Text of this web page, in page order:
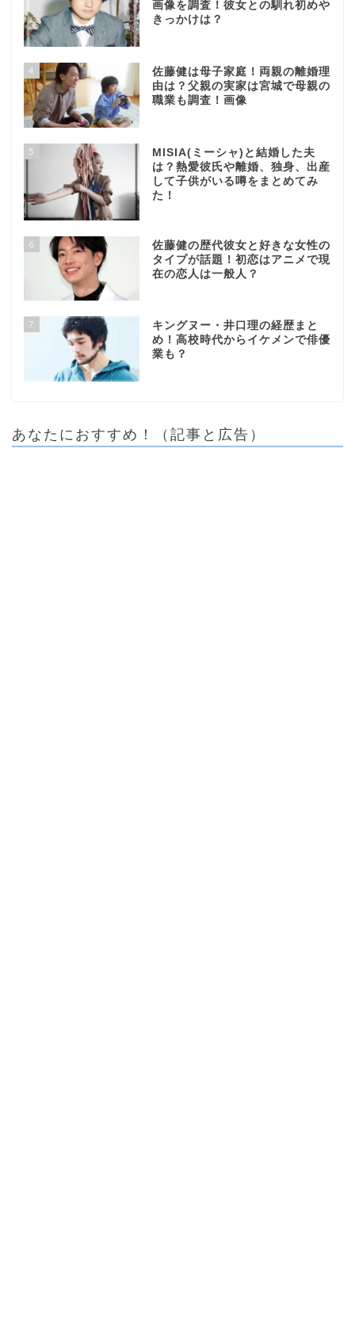
画像を調査！彼女との馴れ初めや
きっかけは？
4
佐藤健は母子家庭！両親の離婚理
由は？父親の実家は宮城で母親の
職業も調査！画像
5
MISIA(ミーシャ)と結婚した夫
は？熱愛彼氏や離婚、独身、出産
して子供がいる噂をまとめてみ
た！
6
佐藤健の歴代彼女と好きな女性の
タイプが話題！初恋はアニメで現
在の恋人は一般人？
7
キングヌー・井口理の経歴まと
め！高校時代からイケメンで俳優
業も？
あなたにおすすめ！（記事と広告）